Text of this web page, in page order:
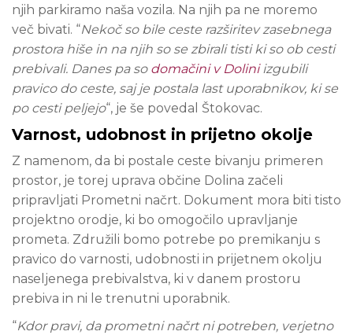
njih parkiramo naša vozila. Na njih pa ne moremo
več bivati. “Nekoč so bile ceste razširitev zasebnega
prostora hiše in na njih so se zbirali tisti ki so ob cesti
prebivali. Danes pa so domačini v Doliniizgubili
pravico do ceste, saj je postala last uporabnikov, ki se
po cesti peljejo“, je še povedal Štokovac.
Varnost, udobnost in prijetno okolje
Z namenom, da bi postale ceste bivanju primeren
prostor, je torej uprava občine Dolina začeli
pripravljati Prometni načrt. Dokument mora biti tisto
projektno orodje, ki bo omogočilo upravljanje
prometa. Združili bomo potrebe po premikanju s
pravico do varnosti, udobnosti in prijetnem okolju
naseljenega prebivalstva, ki v danem prostoru
prebiva in ni le trenutni uporabnik.
“Kdor pravi, da prometni načrt ni potreben, verjetno